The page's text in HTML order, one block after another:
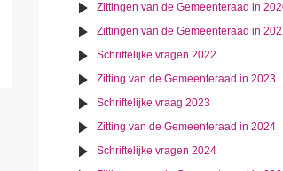
Zittingen van de Gemeenteraad in
Zittingen van de Gemeenteraad in
Schriftelijke vragen 2022
Zitting van de Gemeenteraad in 2023
Schriftelijke vraag 2023
Zitting van de Gemeenteraad in 2024
Schriftelijke vragen 2024